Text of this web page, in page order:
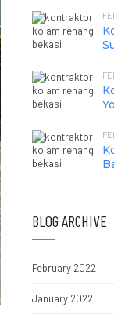
BLOG ARCHIVE
February 2022
January 2022